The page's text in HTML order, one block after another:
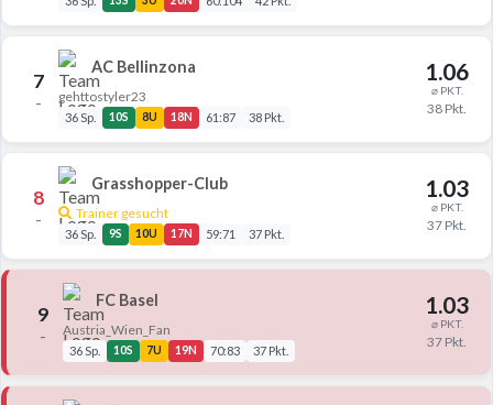
7
–
AC Bellinzona
gehttostyler23
36 Sp. 10S 8U 18N 61:87 38 Pkt.
1.06
⌀ PKT.
38 Pkt.
8
–
Grasshopper-Club
Trainer gesucht
36 Sp. 9S 10U 17N 59:71 37 Pkt.
1.03
⌀ PKT.
37 Pkt.
9
–
FC Basel
Austria_Wien_Fan
36 Sp. 10S 7U 19N 70:83 37 Pkt.
1.03
⌀ PKT.
37 Pkt.